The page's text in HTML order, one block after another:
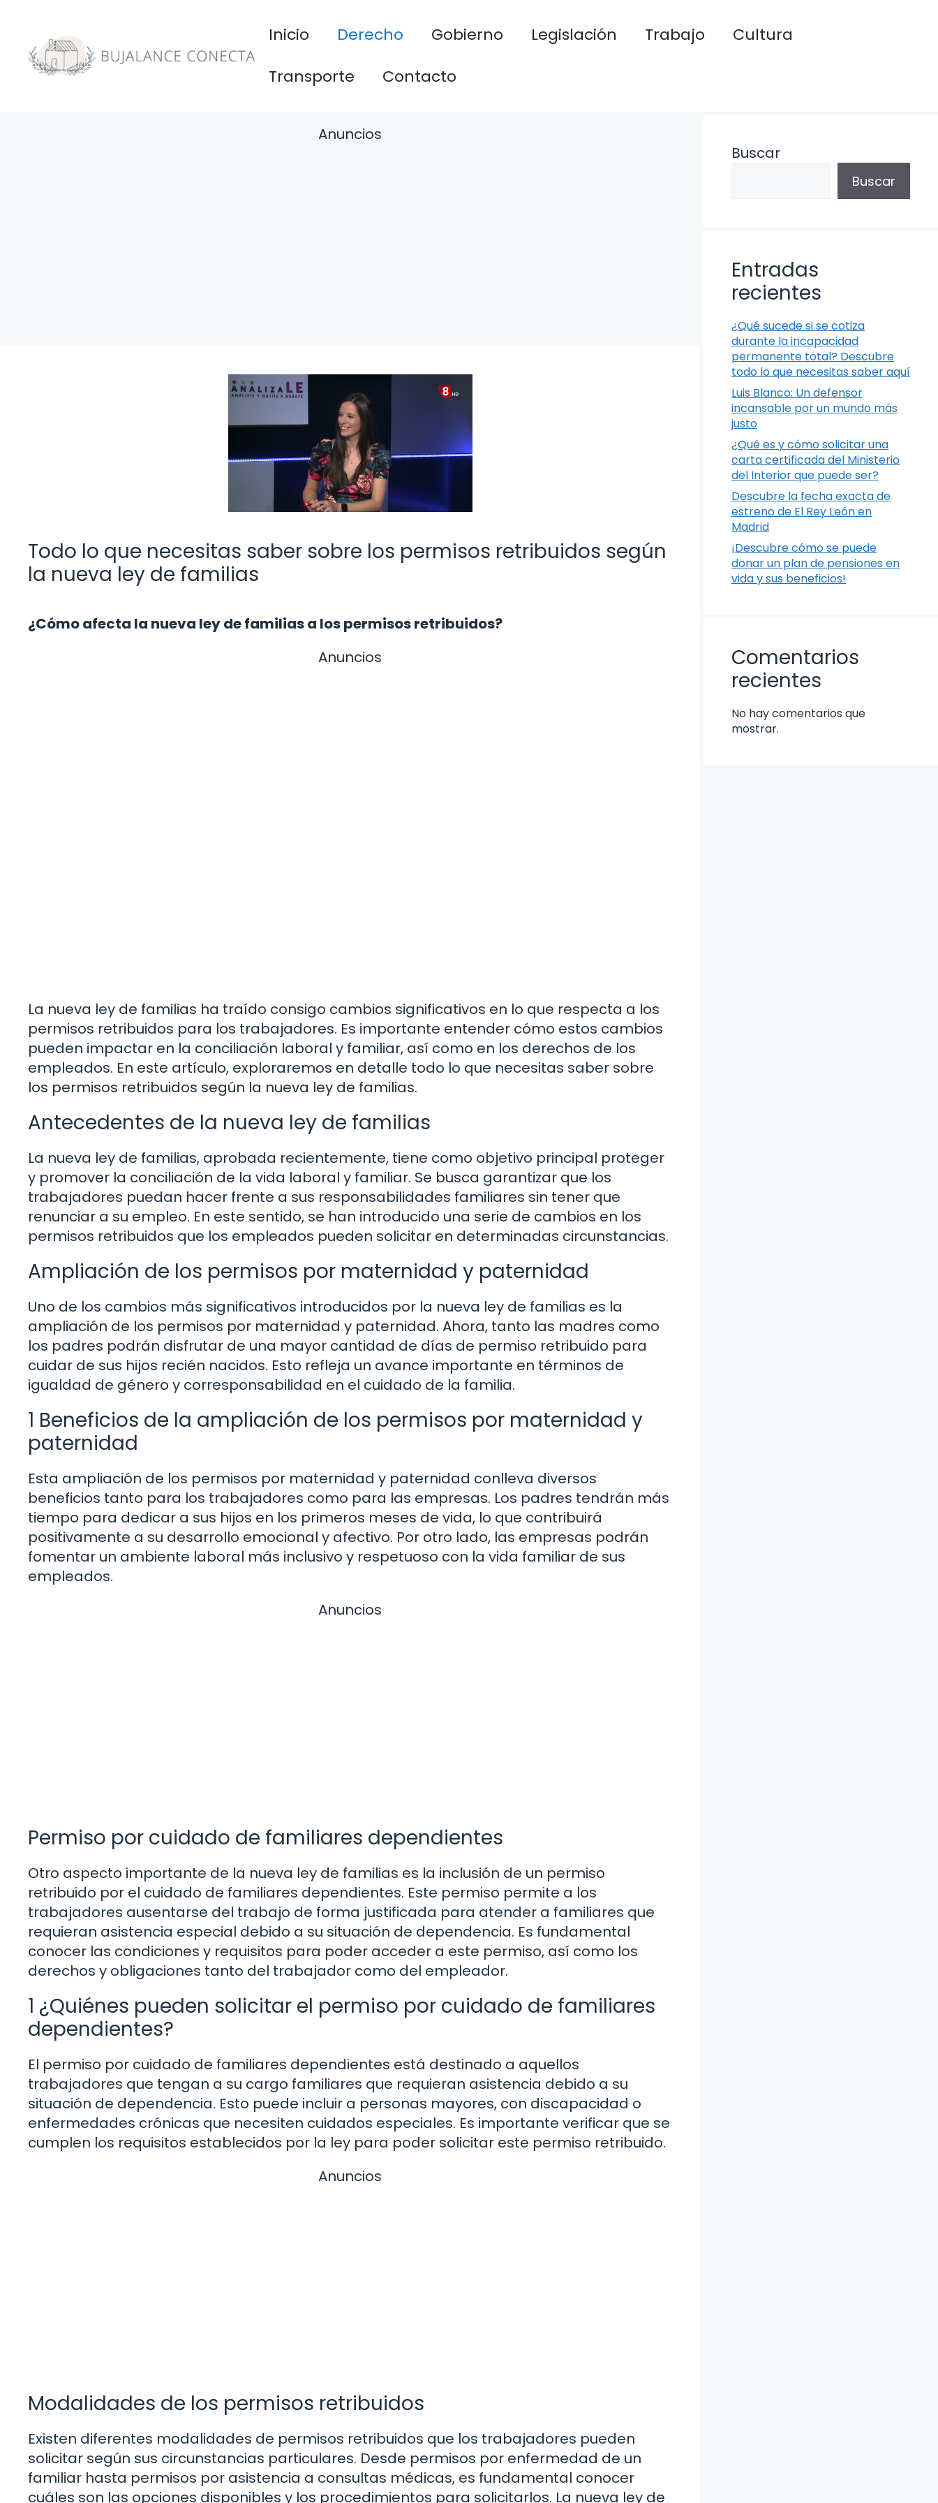
contenido
Inicio Derecho Gobierno Legislación Trabajo
Cultura
Transporte
Contacto
Anuncios
Todo lo que necesitas saber sobre los permisos retribuidos según
la nueva ley de familias
¿Cómo afecta la nueva ley de familias a los permisos retribuidos?
Anuncios
La nueva ley de familias ha traído consigo cambios significativos en lo que respecta a los
permisos retribuidos para los trabajadores. Es importante entender cómo estos cambios
pueden impactar en la conciliación laboral y familiar, así como en los derechos de los
empleados. En este artículo, exploraremos en detalle todo lo que necesitas saber sobre
los permisos retribuidos según la nueva ley de familias.
Antecedentes de la nueva ley de familias
La nueva ley de familias, aprobada recientemente, tiene como objetivo principal proteger
y promover la conciliación de la vida laboral y familiar. Se busca garantizar que los
trabajadores puedan hacer frente a sus responsabilidades familiares sin tener que
renunciar a su empleo. En este sentido, se han introducido una serie de cambios en los
permisos retribuidos que los empleados pueden solicitar en determinadas circunstancias.
Ampliación de los permisos por maternidad y paternidad
Uno de los cambios más significativos introducidos por la nueva ley de familias es la
ampliación de los permisos por maternidad y paternidad. Ahora, tanto las madres como
los padres podrán disfrutar de una mayor cantidad de días de permiso retribuido para
cuidar de sus hijos recién nacidos. Esto refleja un avance importante en términos de
igualdad de género y corresponsabilidad en el cuidado de la familia.
1 Beneficios de la ampliación de los permisos por maternidad y
paternidad
Esta ampliación de los permisos por maternidad y paternidad conlleva diversos
beneficios tanto para los trabajadores como para las empresas. Los padres tendrán más
tiempo para dedicar a sus hijos en los primeros meses de vida, lo que contribuirá
positivamente a su desarrollo emocional y afectivo. Por otro lado, las empresas podrán
fomentar un ambiente laboral más inclusivo y respetuoso con la vida familiar de sus
empleados.
Anuncios
Permiso por cuidado de familiares dependientes
Otro aspecto importante de la nueva ley de familias es la inclusión de un permiso
retribuido por el cuidado de familiares dependientes. Este permiso permite a los
trabajadores ausentarse del trabajo de forma justificada para atender a familiares que
requieran asistencia especial debido a su situación de dependencia. Es fundamental
conocer las condiciones y requisitos para poder acceder a este permiso, así como los
derechos y obligaciones tanto del trabajador como del empleador.
1 ¿Quiénes pueden solicitar el permiso por cuidado de familiares
dependientes?
El permiso por cuidado de familiares dependientes está destinado a aquellos
trabajadores que tengan a su cargo familiares que requieran asistencia debido a su
situación de dependencia. Esto puede incluir a personas mayores, con discapacidad o
enfermedades crónicas que necesiten cuidados especiales. Es importante verificar que se
cumplen los requisitos establecidos por la ley para poder solicitar este permiso retribuido.
Anuncios
Modalidades de los permisos retribuidos
Existen diferentes modalidades de permisos retribuidos que los trabajadores pueden
solicitar según sus circunstancias particulares. Desde permisos por enfermedad de un
familiar hasta permisos por asistencia a consultas médicas, es fundamental conocer
cuáles son las opciones disponibles y los procedimientos para solicitarlos. La nueva ley de
Buscar
Buscar
Entradas
recientes
¿Qué sucede si se cotiza
durante la incapacidad
permanente total? Descubre
todo lo que necesitas saber aquí
Luis Blanco: Un defensor
incansable por un mundo más
justo
¿Qué es y cómo solicitar una
carta certificada del Ministerio
del Interior que puede ser?
Descubre la fecha exacta de
estreno de El Rey León en
Madrid
¡Descubre cómo se puede
donar un plan de pensiones en
vida y sus beneficios!
Comentarios
recientes
No hay comentarios que
mostrar.